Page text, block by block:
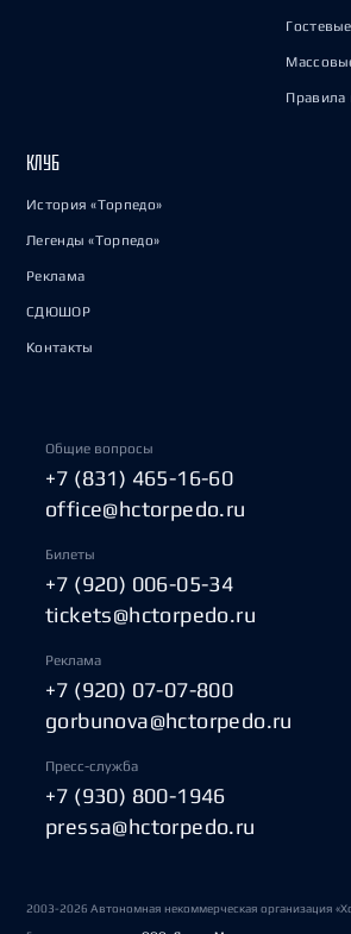
Правила
КЛУБ
История «Торпедо»
Легенды «Торпедо»
Реклама
СДЮШОР
Контакты
Общие вопросы
+7 (831) 465-16-60
office@hctorpedo.ru
Билеты
+7 (920) 006-05-34
tickets@hctorpedo.ru
Реклама
+7 (920) 07-07-800
gorbunova@hctorpedo.ru
Пресс-служба
+7 (930) 800-1946
pressa@hctorpedo.ru
2003-2026 Автономная некоммерческая организация